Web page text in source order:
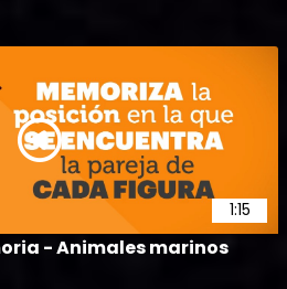
1:15
- Animales marinos